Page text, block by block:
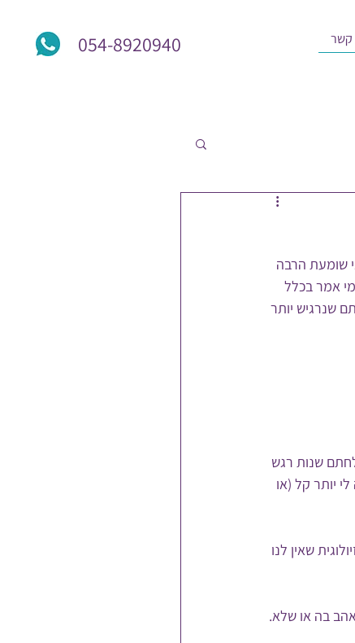
054-8920940 קשר
שומעת הרבה
אמר בכלל
שנרגיש יותר
שנות רגש
יותר קל (או
שאין לנו
בה או שלא.